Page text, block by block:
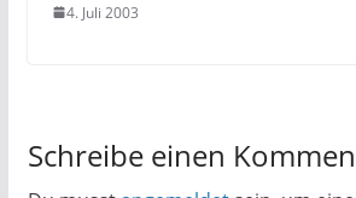
4. Juli 2003
Schreibe einen